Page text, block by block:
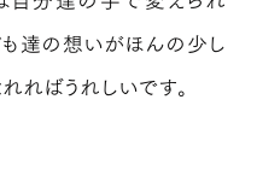
も達の想いがほんの少し
ればうれしいです。